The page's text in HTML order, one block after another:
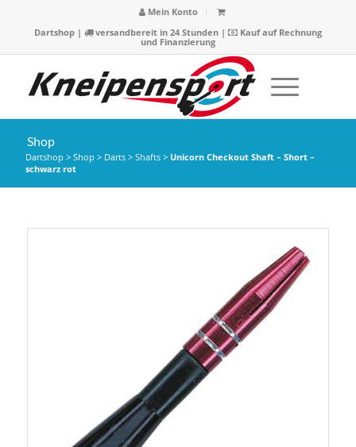
Mein Konto
Dartshop| versandbereit in 24 Stunden |
Kauf auf Rechnung
und Finanzierung
Shop
Dartshop > Shop > Darts> Shafts> Unicorn Checkout Shaft – Short –
schwarz rot